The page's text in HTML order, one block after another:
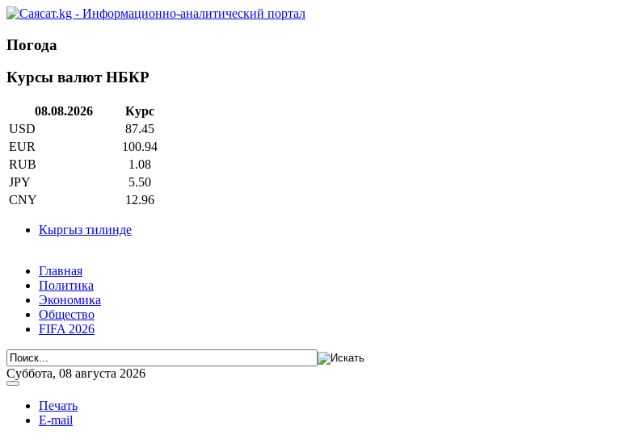
Погода
Курсы валют НБКР
08.08.2026
Курс
USD
87.45
EUR
100.94
RUB
1.08
JPY
5.50
CNY
12.96
Кыргыз тилинде
Главная
Политика
Экономика
Общество
FIFA 2026
Суббота, 08 августа 2026
Печать
E-mail